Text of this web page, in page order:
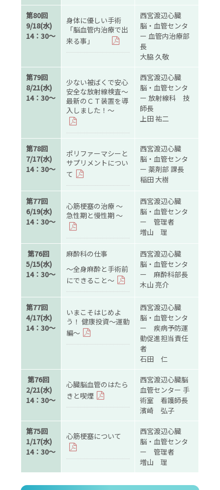
第80回
9/18(水)
14：30～
身体に優しい手術
「脳血管内治療で出
来る事」
西宮渡辺心臓
脳・血管センタ
ー 血管内治療部
長
大脇 久敬
第79回
8/21(水)
14：30～
少ない被ばくで安心
安全な放射線検査～
最新のＣＴ装置を導
入しました！～
西宮渡辺心臓
脳・血管センタ
ー 放射線科 技
師長
上田 祐二
第78回
7/17(水)
14：30～
ポリファーマシーと
サプリメントについ
て
西宮渡辺心臓
脳・血管センタ
ー 薬剤部 課長
稲田 大樹
第77回
6/19(水)
14：30～
心筋梗塞の治療 ～
急性期と慢性期 ～
西宮渡辺心臓
脳・血管センタ
ー 管理者
増山 理
第76回
5/15(水)
14：30～
麻酔科の仕事
～全身麻酔と手術前
にできること～
西宮渡辺心臓
脳・血管センタ
ー 麻酔科部長
木山 亮介
第77回
4/17(水)
14：30～
いまこそはじめよ
う！ 健康投資～運動
編～
西宮渡辺心臓
脳・血管センタ
ー 疾病予防運
動促進担当責任
者
石田 仁
第76回
2/21(水)
14：30～
心臓脳血管のはたら
きと喫煙
西宮渡辺心臓脳
血管センター 手
術室 看護師長
濱崎 弘子
第75回
1/17(水)
14：30～
心筋梗塞について
西宮渡辺心臓
脳・血管センタ
ー 管理者
増山 理